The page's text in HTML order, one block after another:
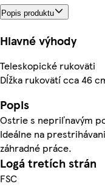
Popis produktu
Hlavné výhody
Teleskopické rukoväti
Dĺžka rukovätí cca 46
Popis
Ostrie s nepriľnavým
Ideálne na
záhradné práce.
Logá tretích strán
FSC